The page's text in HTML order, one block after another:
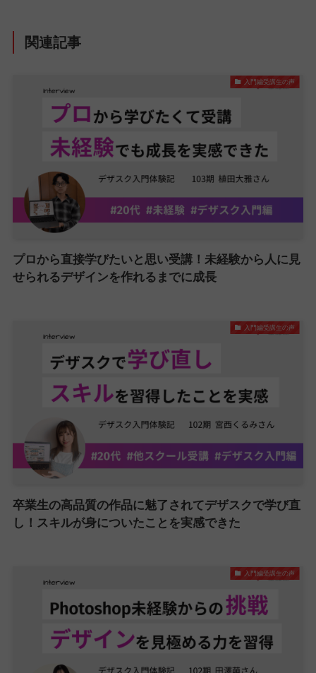
関連記事
入門編受講生の声
プロから直接学びたいと思い受講！未経験から人に見
せられるデザインを作れるまでに成長
入門編受講生の声
卒業生の高品質の作品に魅了されてデザスクで学び直
し！スキルが身についたことを実感できた
入門編受講生の声